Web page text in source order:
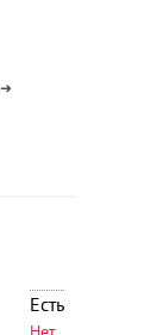
➜
Есть